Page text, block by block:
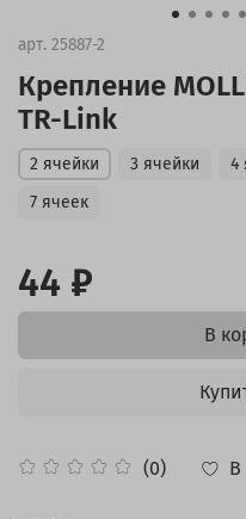
арт. 25887-2
Крепление
TR-Link
(0) В
2 ячейки 3 ячейки 4
7 ячеек
44 ₽
В